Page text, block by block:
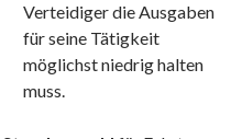
Verteidiger die Ausgaben
für seine Tätigkeit
möglichst niedrig halten
muss.